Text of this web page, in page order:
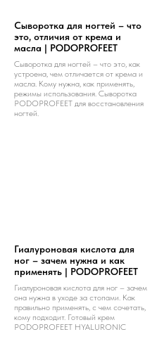
Сыворотка для ногтей – что
это, отличия от крема и
масла | PODOPROFEET
Сыворотка для ногтей – что это, как
устроена, чем отличается от крема и
масла. Кому нужна, как применять,
режимы использования. Сыворотка
PODOPROFEET для восстановления
ногтей.
Гиалуроновая кислота для
ног – зачем нужна и как
применять | PODOPROFEET
Гиалуроновая кислота для ног – зачем
она нужна в уходе за стопами. Как
правильно применять, с чем сочетать,
кому подходит. Готовый крем
PODOPROFEET HYALURONIC